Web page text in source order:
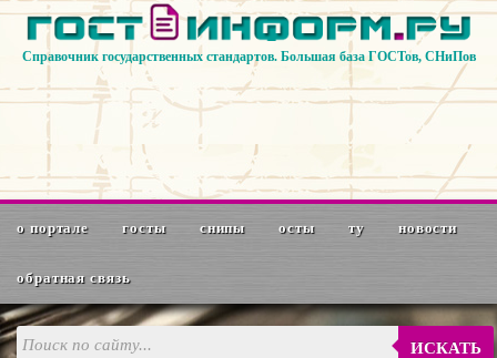
Справочник государственных стандартов. Большая база ГОСТов, СНиПов
о портале госты снипы осты ту новости
обратная связь
ИСКАТЬ